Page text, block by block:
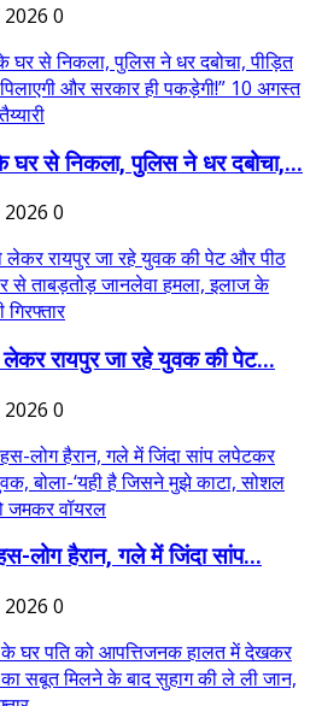
0
घर से निकला, पुलिस ने धर दबोचा,...
0
लेकर रायपुर जा रहे युवक की पेट...
0
लोग हैरान, गले में जिंदा सांप...
0